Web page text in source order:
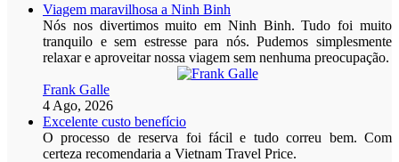
Viagem maravilhosa a Ninh Binh
Nós nos divertimos muito em Ninh Binh. Tudo foi muito
tranquilo e sem estresse para nós. Pudemos simplesmente
relaxar e aproveitar nossa viagem sem nenhuma preocupação.
Frank Galle
4 Ago, 2026
Excelente custo benefício
O processo de reserva foi fácil e tudo correu bem. Com
certeza recomendaria a Vietnam Travel Price.